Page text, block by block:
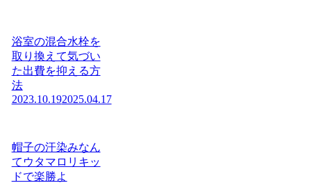
浴室の混合水栓を
取り換えて気づい
た出費を抑える方
法
2023.10.192025.04.17
帽子の汗染みなん
てウタマロリキッ
ドで楽勝よ